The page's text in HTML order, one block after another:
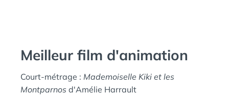
Meilleur film d'animation
Court-métrage : Mademoiselle Kiki et les
Montparnos d'Amélie Harrault